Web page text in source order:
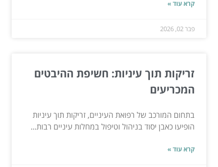
קרא עוד »
פבר 02, 2026
זריקות תוך עיניות: חשיפת ההיבטים
המכריעים
בתחום המורכב של רפואת העיניים, זריקות תוך עיניות
הופיעו כאבן יסוד בניהול וטיפול במחלות עיניים רבות...
קרא עוד »